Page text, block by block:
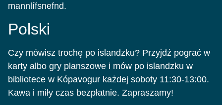
mannlífsnefnd.
Polski
Czy mówisz trochę po islandzku? Przyjdź pograć w
karty albo gry planszowe i mów po islandzku w
bibliotece w Kópavogur każdej soboty 11:30-13:00.
Kawa i miły czas bezpłatnie. Zapraszamy!